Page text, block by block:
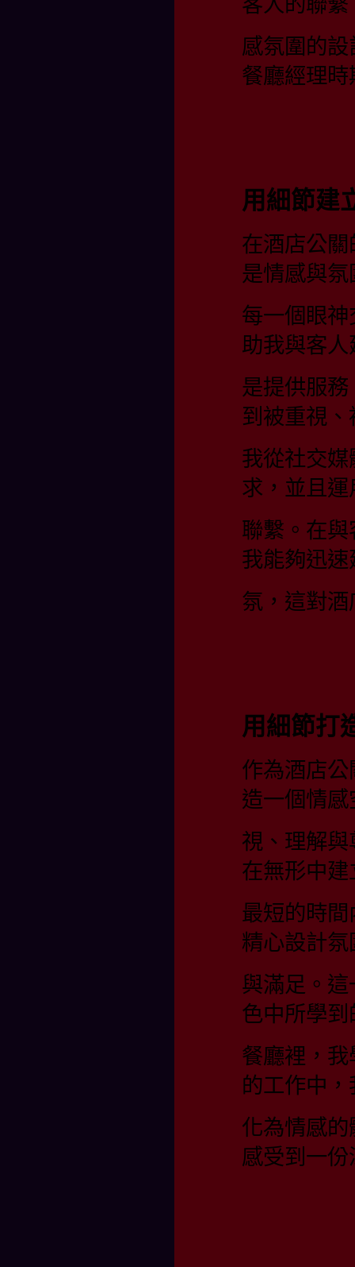
感氛圍的
餐廳經理
用細節建
在酒店公
是情感與
每一個眼
助我與客
是提供服
到被重視
我從社交
求，並且
聯繫。在
我能夠迅
氛，這對
用細節打
作為酒店
造一個情
視、理解
在無形中
最短的時
精心設計
與滿足。
色中所學
餐廳裡，
的工作中
化為情感
感受到一